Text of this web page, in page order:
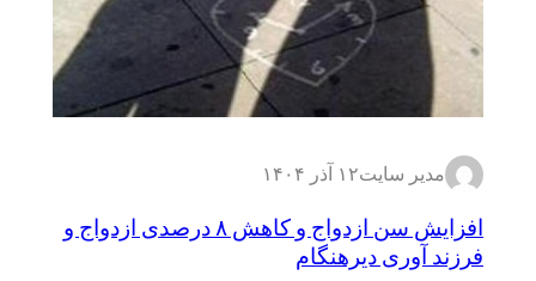
مدیر سایت۱۲ آذر ۱۴۰۴
افزایش سن ازدواج و کاهش ۸ درصدی ازدواج و
فرزند آوری دیرهنگام